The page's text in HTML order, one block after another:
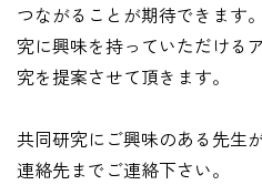
つながることが期待できます
究に興味を持っていただける
究を提案させて頂きます。
共同研究にご興味のある先生
連絡先までご連絡下さい。